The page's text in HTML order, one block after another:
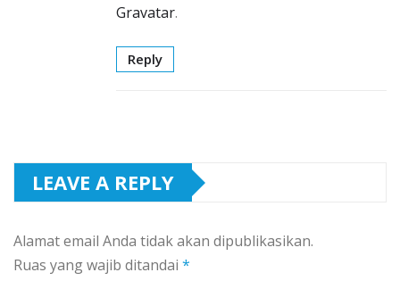
Gravatar.
Reply
LEAVE A REPLY
Alamat email Anda tidak akan dipublikasikan.
Ruas yang wajib ditandai *